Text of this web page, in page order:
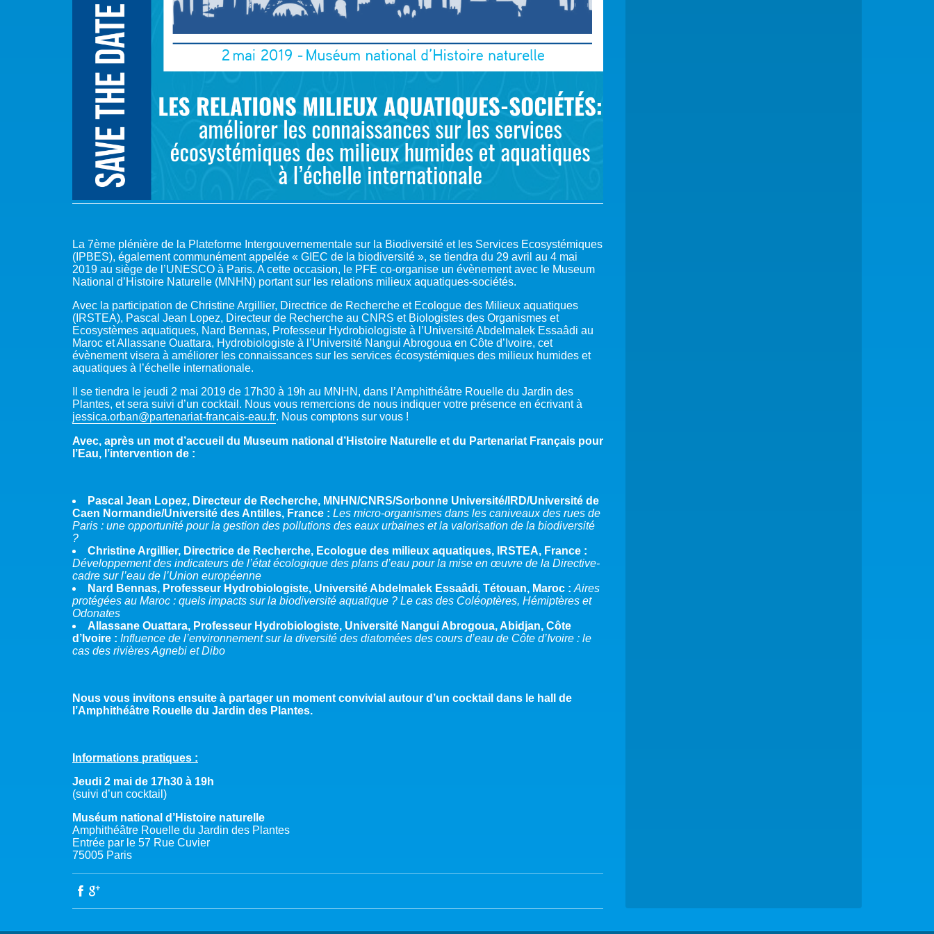
La 7ème plénière de la Plateforme Intergouvernementale sur la Biodiversité et les Services Ecosystémiques
(IPBES), également communément appelée « GIEC de la biodiversité », se tiendra du 29 avril au 4 mai
2019 au siège de l’UNESCO à Paris. A cette occasion, le PFE co-organise un évènement avec le Museum
National d’Histoire Naturelle (MNHN) portant sur les relations milieux aquatiques-sociétés.
Avec la participation de Christine Argillier, Directrice de Recherche et Ecologue des Milieux aquatiques
(IRSTEA), Pascal Jean Lopez, Directeur de Recherche au CNRS et Biologistes des Organismes et
Ecosystèmes aquatiques, Nard Bennas, Professeur Hydrobiologiste à l’Université Abdelmalek Essaâdi au
Maroc et Allassane Ouattara, Hydrobiologiste à l’Université Nangui Abrogoua en Côte d’Ivoire, cet
évènement visera à améliorer les connaissances sur les services écosystémiques des milieux humides et
aquatiques à l’échelle internationale.
Il se tiendra le jeudi 2 mai 2019 de 17h30 à 19h au MNHN, dans l’Amphithéâtre Rouelle du Jardin des
Plantes, et sera suivi d’un cocktail. Nous vous remercions de nous indiquer votre présence en écrivant à
jessica.orban@partenariat-francais-eau.fr. Nous comptons sur vous !
Avec, après un mot d’accueil du Museum national d’Histoire Naturelle et du Partenariat Français pour
l’Eau, l’intervention de :
Pascal Jean Lopez, Directeur de Recherche, MNHN/CNRS/Sorbonne Université/IRD/Université de
Caen Normandie/Université des Antilles, France : Les micro-organismes dans les caniveaux des rues de
Paris : une opportunité pour la gestion des pollutions des eaux urbaines et la valorisation de la biodiversité
?
Christine Argillier, Directrice de Recherche, Ecologue des milieux aquatiques, IRSTEA, France :
Développement des indicateurs de l’état écologique des plans d’eau pour la mise en œuvre de la Directive-
cadre sur l’eau de l’Union européenne
Nard Bennas, Professeur Hydrobiologiste, Université Abdelmalek Essaâdi, Tétouan, Maroc : Aires
protégées au Maroc : quels impacts sur la biodiversité aquatique ? Le cas des Coléoptères, Hémiptères et
Odonates
Allassane Ouattara, Professeur Hydrobiologiste, Université Nangui Abrogoua, Abidjan, Côte
d’Ivoire : Influence de l’environnement sur la diversité des diatomées des cours d’eau de Côte d’Ivoire : le
cas des rivières Agnebi et Dibo
Nous vous invitons ensuite à partager un moment convivial autour d’un cocktail dans le hall de
l’Amphithéâtre Rouelle du Jardin des Plantes.
Informations pratiques :
Jeudi 2 mai de 17h30 à 19h
(suivi d’un cocktail)
Muséum national d’Histoire naturelle
Amphithéâtre Rouelle du Jardin des Plantes
Entrée par le 57 Rue Cuvier
75005 Paris